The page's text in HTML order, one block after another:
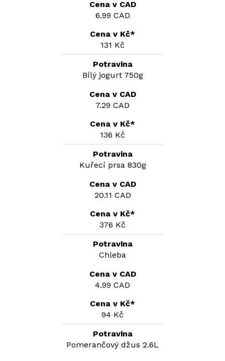
6.99 CAD
131 Kč
Bílý jogurt 750g
7.29 CAD
136 Kč
Kuřecí prsa 830g
20.11 CAD
376 Kč
Chleba
4.99 CAD
94 Kč
Pomerančový džus 2.6L